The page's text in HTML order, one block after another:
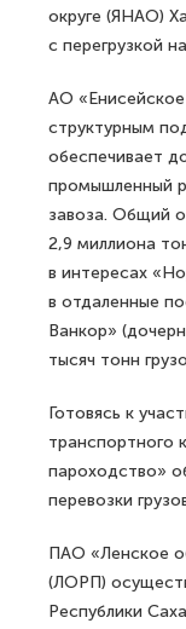
округе (ЯНАО)
с перегрузкой
АО
структурным
обеспечивает
промышленный
завоза. Общий
2,9 миллиона
в интересах
в отдаленные
Ванкор»
тысяч тонн
Готовясь к
транспортного
пароходство»
перевозки
ПАО «Ленское
(ЛОРП)
Республики